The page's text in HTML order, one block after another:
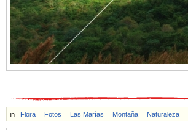
in Flora Fotos Las Marías Montaña Naturaleza